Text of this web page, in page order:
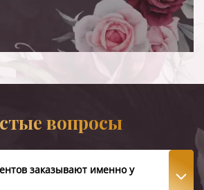
вопросы
заказывают именно у